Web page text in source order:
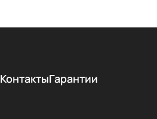
КонтактыГарантии